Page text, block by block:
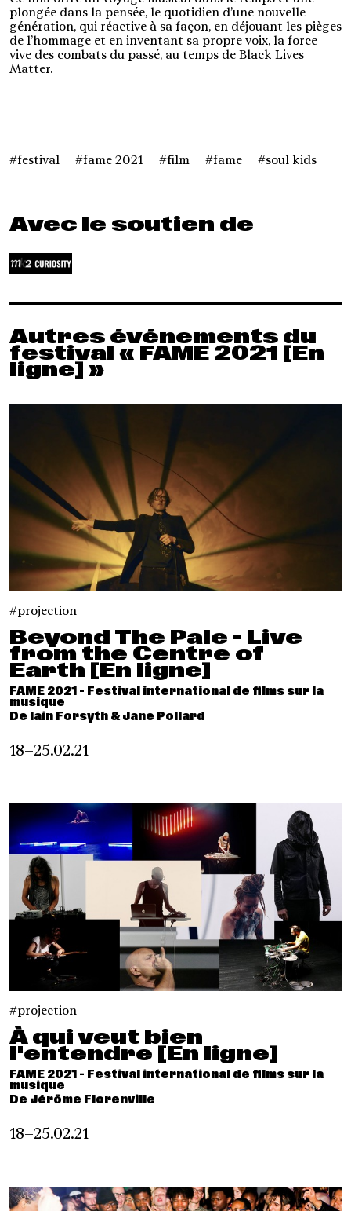
plongée dans la pensée, le quotidien d’une nouvelle
génération, qui réactive à sa façon, en déjouant les pièges
de l’hommage et en inventant sa propre voix, la force
vive des combats du passé, au temps de Black Lives
Matter.
festival fame 2021 film fame soul kids
Avec le soutien de
Autres événements du
festival « FAME 2021 [En
ligne] »
projection
Beyond The Pale - Live
from the Centre of
Earth [En ligne]
FAME 2021 - Festival international de films sur la
musique
De Iain Forsyth & Jane Pollard
18–25.02.21
projection
À qui veut bien
l'entendre [En ligne]
FAME 2021 - Festival international de films sur la
musique
De Jérôme Florenville
18–25.02.21